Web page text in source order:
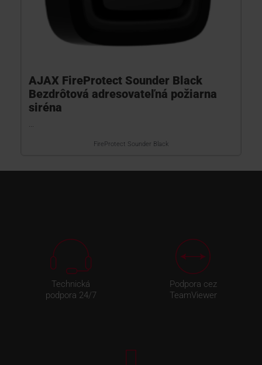
AJAX FireProtect Sounder Black
Bezdrôtová adresovateľná požiarna
siréna
FireProtect Sounder Black
Technická
podpora 24/7
Podpora cez
TeamViewer